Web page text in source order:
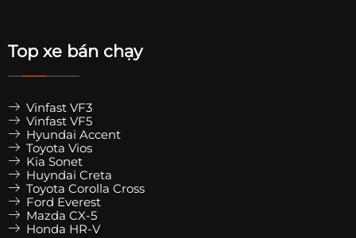
Top xe bán chạy
Vinfast VF3
Vinfast VF5
Hyundai Accent
Toyota Vios
Kia Sonet
Huyndai Creta
Toyota Corolla Cross
Ford Everest
Mazda CX-5
Honda HR-V